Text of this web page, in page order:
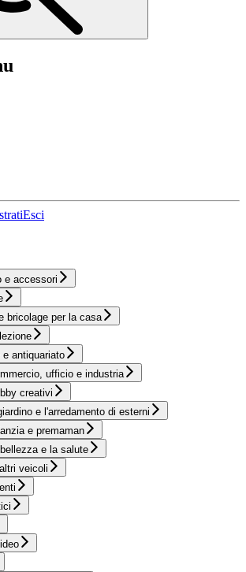
Esci
e accessori
bricolage per la casa
antiquariato
ufficio e industria
creativi
e l'arredamento di esterni
e premaman
e la salute
veicoli